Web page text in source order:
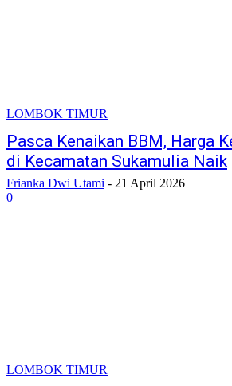
LOMBOK TIMUR
Pasca Kenaikan BBM, Harga
di Kecamatan Sukamulia Naik
Frianka Dwi Utami - 21 April 2026
0
LOMBOK TIMUR